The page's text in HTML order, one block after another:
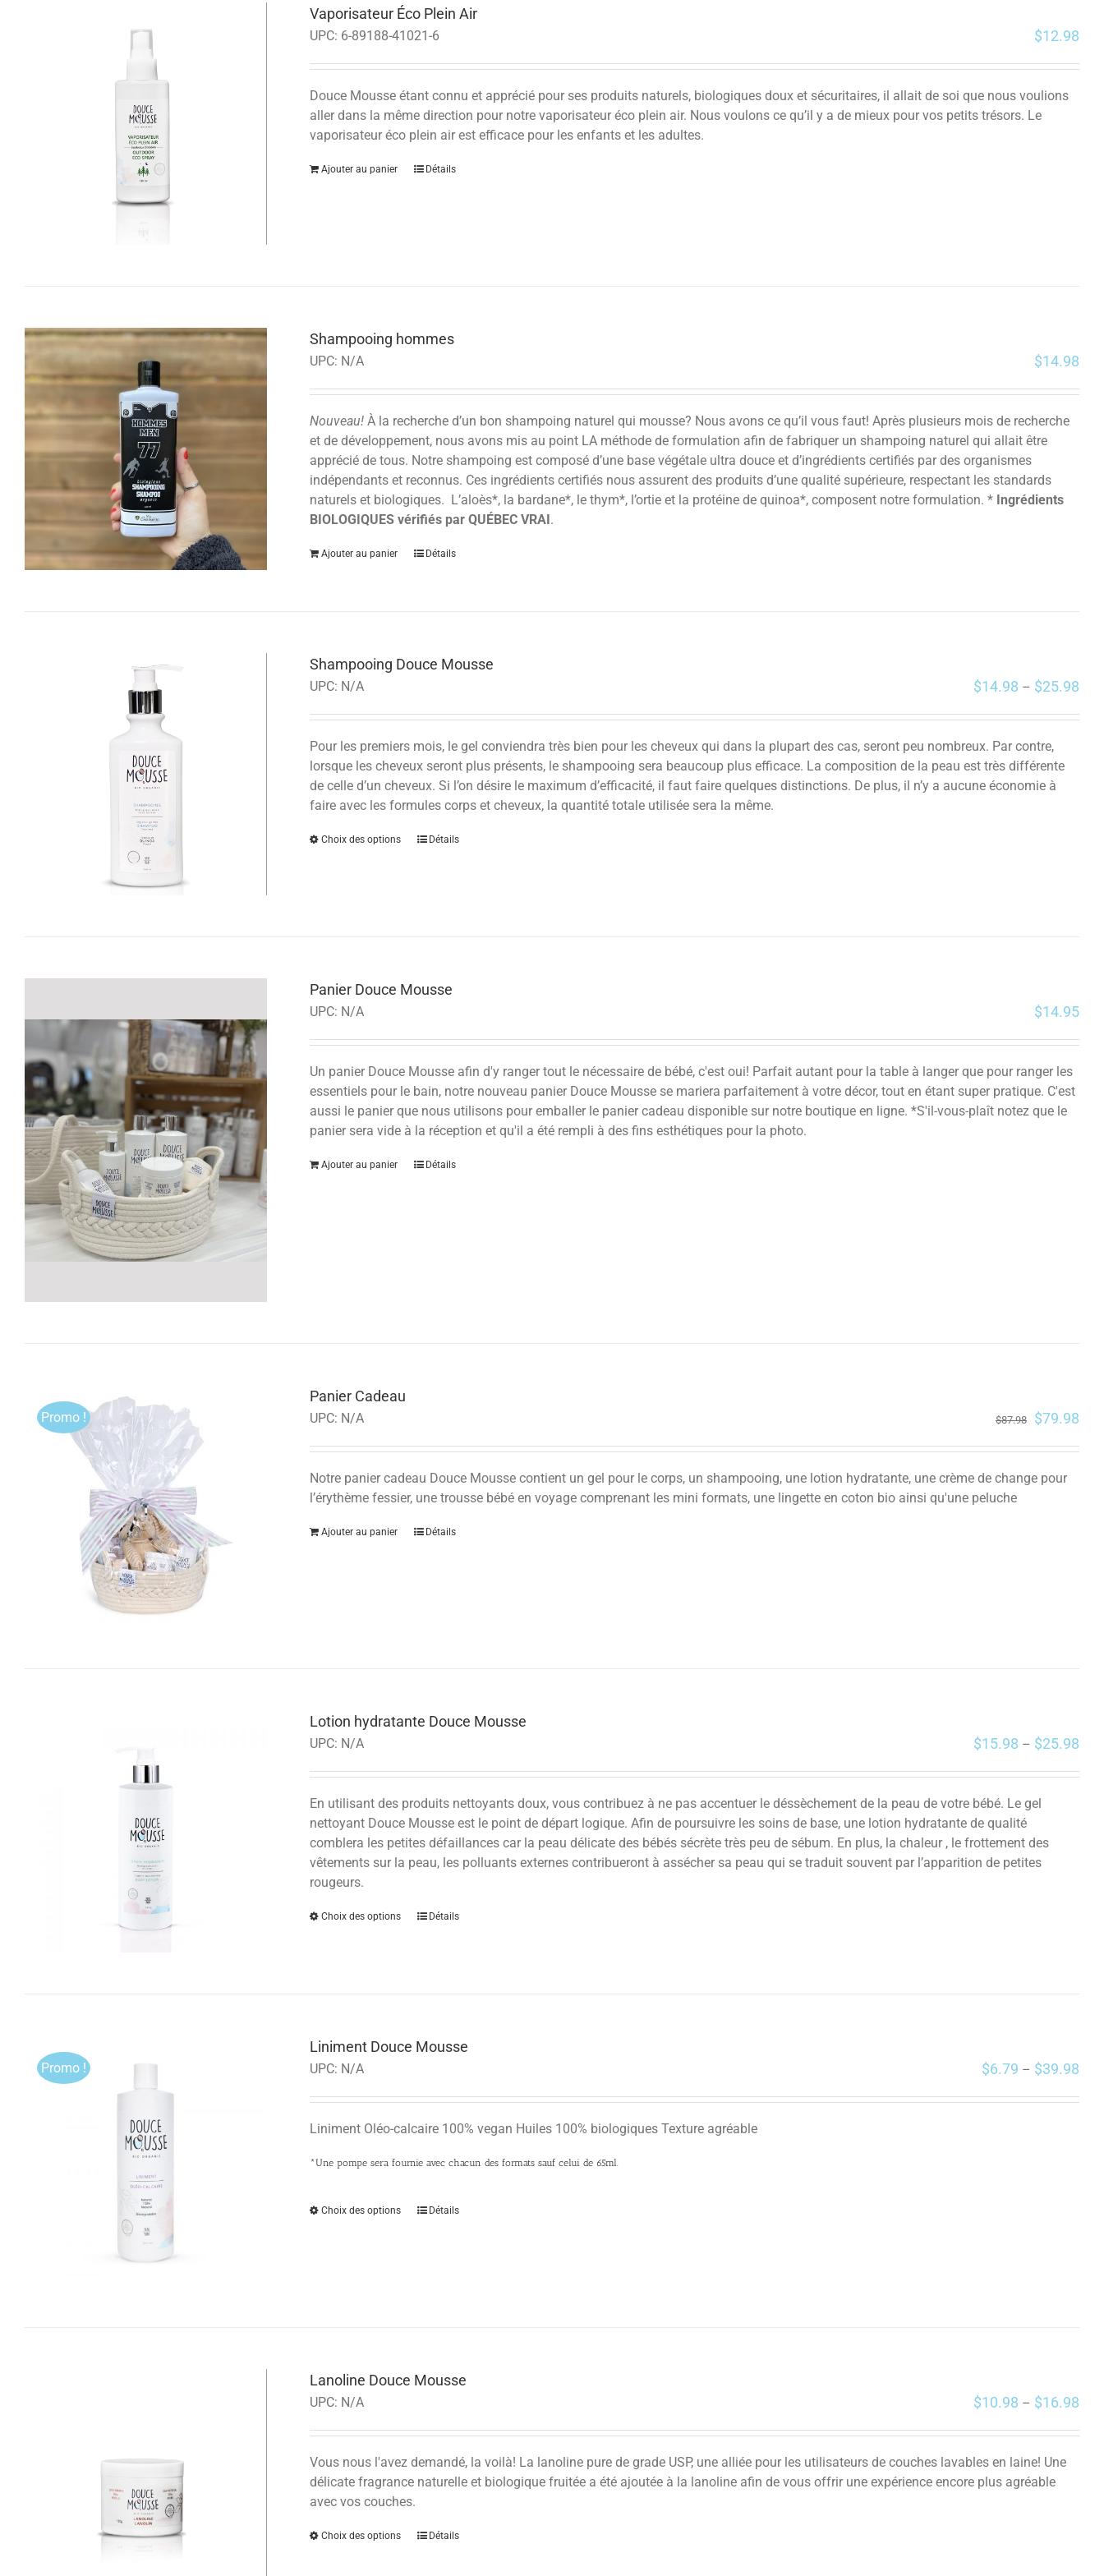
Vaporisateur Éco Plein Air
UPC: 6-89188-41021-6 $12.98
Douce Mousse étant connu et apprécié pour ses produits naturels, biologiques doux et sécuritaires, il allait de soi que nous voulions
aller dans la même direction pour notre vaporisateur éco plein air. Nous voulons ce qu’il y a de mieux pour vos petits trésors. Le
vaporisateur éco plein air est efficace pour les enfants et les adultes.
Ajouter au panier Détails
Shampooing hommes
UPC: N/A $14.98
Nouveau!À la recherche d’un bon shampoing naturel qui mousse? Nous avons ce qu’il vous faut! Après plusieurs mois de recherche
et de développement, nous avons mis au point LA méthode de formulation afin de fabriquer un shampoing naturel qui allait être
apprécié de tous. Notre shampoing est composé d’une base végétale ultra douce et d’ingrédients certifiés par des organismes
indépendants et reconnus. Ces ingrédients certifiés nous assurent des produits d’une qualité supérieure, respectant les standards
naturels et biologiques. L’aloès*, la bardane*, le thym*, l’ortie et la protéine de quinoa*, composent notre formulation. *Ingrédients
BIOLOGIQUES vérifiés par QUÉBEC VRAI.
Ajouter au panier Détails
Shampooing Douce Mousse
UPC: N/A $14.98 – $25.98
Pour les premiers mois, le gel conviendra très bien pour les cheveux qui dans la plupart des cas, seront peu nombreux. Par contre,
lorsque les cheveux seront plus présents, le shampooing sera beaucoup plus efficace. La composition de la peau est très différente
de celle d’un cheveux. Si l’on désire le maximum d’efficacité, il faut faire quelques distinctions. De plus, il n’y a aucune économie à
faire avec les formules corps et cheveux, la quantité totale utilisée sera la même.
Choix des options Détails
Panier Douce Mousse
UPC: N/A $14.95
Un panier Douce Mousse afin d'y ranger tout le nécessaire de bébé, c'est oui! Parfait autant pour la table à langer que pour ranger les
essentiels pour le bain, notre nouveau panier Douce Mousse se mariera parfaitement à votre décor, tout en étant super pratique. C'est
aussi le panier que nous utilisons pour emballer le panier cadeau disponible sur notre boutique en ligne. *S'il-vous-plaît notez que le
panier sera vide à la réception et qu'il a été rempli à des fins esthétiques pour la photo.
Ajouter au panier Détails
Promo !
Panier Cadeau
UPC: N/A $87.98 $79.98
Notre panier cadeau Douce Mousse contient un gel pour le corps, un shampooing, une lotion hydratante, une crème de change pour
l’érythème fessier, une trousse bébé en voyage comprenant les mini formats, une lingette en coton bio ainsi qu'une peluche
Ajouter au panier Détails
Lotion hydratante Douce Mousse
UPC: N/A $15.98 – $25.98
En utilisant des produits nettoyants doux, vous contribuez à ne pas accentuer le déssèchement de la peau de votre bébé. Le gel
nettoyant Douce Mousse est le point de départ logique. Afin de poursuivre les soins de base, une lotion hydratante de qualité
comblera les petites défaillances car la peau délicate des bébés sécrète très peu de sébum. En plus, la chaleur , le frottement des
vêtements sur la peau, les polluants externes contribueront à assécher sa peau qui se traduit souvent par l’apparition de petites
rougeurs.
Choix des options Détails
Promo !
Liniment Douce Mousse
UPC: N/A $6.79 – $39.98
Liniment Oléo-calcaire 100% vegan Huiles 100% biologiques Texture agréable
*Une pompe sera fournie avec chacun des formats sauf celui de 65ml.
Choix des options Détails
Lanoline Douce Mousse
UPC: N/A $10.98 – $16.98
Vous nous l'avez demandé, la voilà! La lanoline pure de grade USP, une alliée pour les utilisateurs de couches lavables en laine! Une
délicate fragrance naturelle et biologique fruitée a été ajoutée à la lanoline afin de vous offrir une expérience encore plus agréable
avec vos couches.
Choix des options Détails